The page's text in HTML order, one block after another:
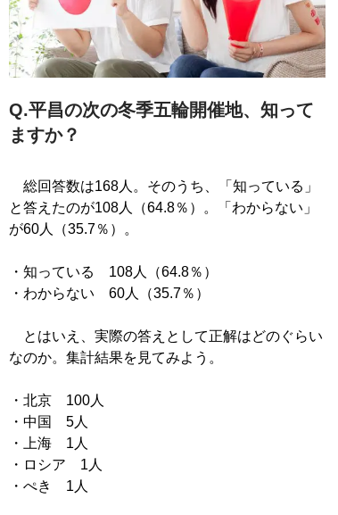
Q.平昌の次の冬季五輪開催地、知って
ますか？
総回答数は168人。そのうち、「知っている」
と答えたのが108人（64.8％）。「わからない」
が60人（35.7％）。
・知っている 108人（64.8％）
・わからない 60人（35.7％）
とはいえ、実際の答えとして正解はどのぐらい
なのか。集計結果を見てみよう。
・北京 100人
・中国 5人
・上海 1人
・ロシア 1人
・ぺき 1人